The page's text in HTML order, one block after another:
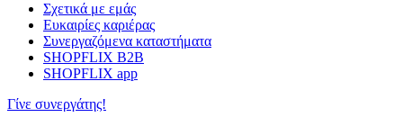
Σχετικά με εμάς
Ευκαιρίες καριέρας
Συνεργαζόμενα καταστήματα
SHOPFLIX B2B
SHOPFLIX app
Γίνε συνεργάτης!